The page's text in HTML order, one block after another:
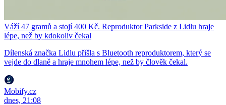
Váží 47 gramů a stojí 400 Kč. Reproduktor Parkside z Lidlu hraje
lépe, než by kdokoliv čekal
Dílenská značka Lidlu přišla s Bluetooth reproduktorem, který se
vejde do dlaně a hraje mnohem lépe, než by člověk čekal.
Mobify.cz
dnes, 21:08